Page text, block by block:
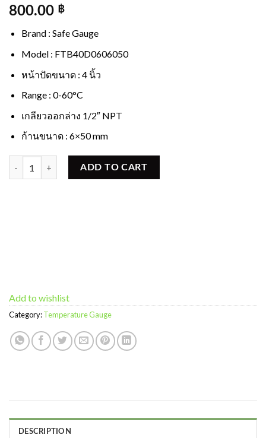
800.00 ฿
Brand : Safe Gauge
Model : FTB40D0606050
หน้าปัดขนาด : 4 นิ้ว
Range : 0-60°C
เกลียวออกล่าง 1/2″ NPT
ก้านขนาด : 6×50 mm
Temp Gauge หน้าปัด 4 นิ้ว 0-60 c ก้านหลัง 6x50 mm quantity
ADD TO CART
Add to wishlist
Category:Temperature Gauge
DESCRIPTION